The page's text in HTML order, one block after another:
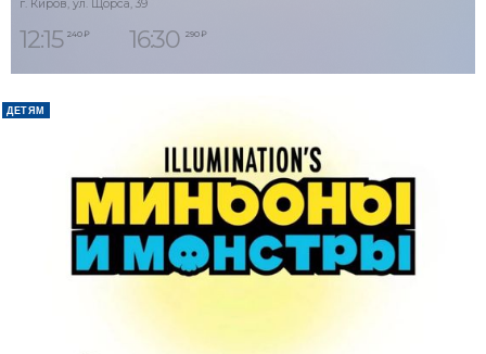
г. Киров, ул. Щорса, 39
12:15 240 ₽ 16:30 290 ₽
ДЕТЯМ